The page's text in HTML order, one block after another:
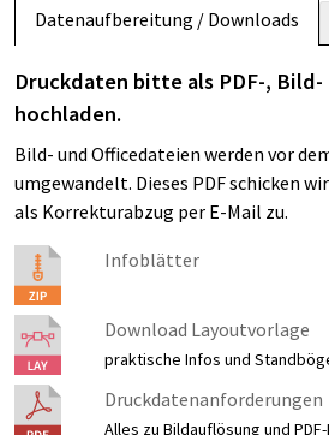
Datenaufbereitung / Downloads
Druckdaten bitte als PDF-,
hochladen.
Bild- und Officedateien werden vor
umgewandelt. Dieses PDF schicken
als Korrekturabzug per E-Mail zu.
Infoblätter
Download Layoutvorlage
praktische Infos und
Druckdatenanforderungen
Alles zu Bildauflösung und